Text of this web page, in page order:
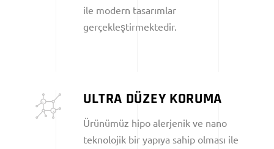
ile modern tasarımlar
gerçekleştirmektedir.
ULTRA DÜZEY KORUMA
Ürünümüz hipo alerjenik ve nano
teknolojik bir yapıya sahip olması ile